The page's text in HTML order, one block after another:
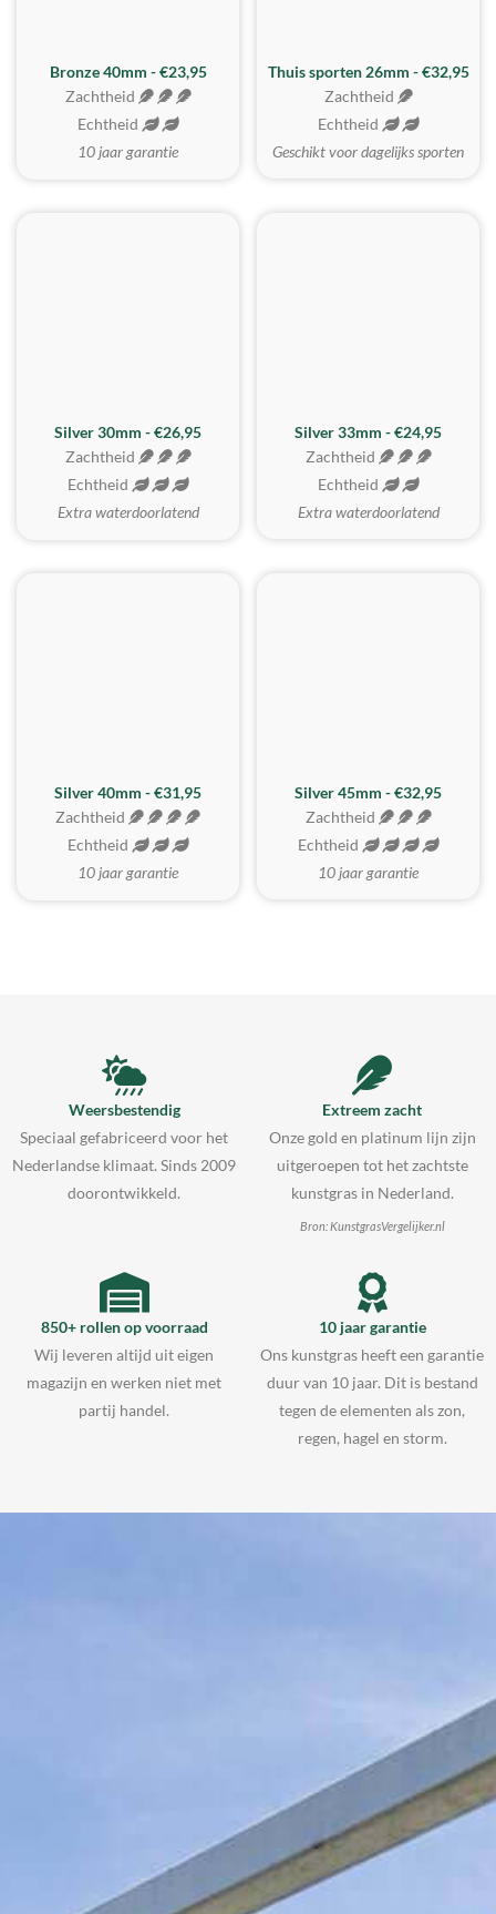
Bronze 40mm - €23,95
Zachtheid
Echtheid
10 jaar garantie
Thuis sporten 26mm - €32,95
Zachtheid
Echtheid
Geschikt voor dagelijks sporten
Silver 30mm - €26,95
Zachtheid
Echtheid
Extra waterdoorlatend
Silver 33mm - €24,95
Zachtheid
Echtheid
Extra waterdoorlatend
Silver 40mm - €31,95
Zachtheid
Echtheid
10 jaar garantie
MEEST GEKOZEN
Silver 45mm - €32,95
Zachtheid
Echtheid
10 jaar garantie
Weersbestendig
Speciaal gefabriceerd voor het
Nederlandse klimaat. Sinds 2009
doorontwikkeld.
Extreem zacht
Onze gold en platinum lijn zijn
uitgeroepen tot het zachtste
kunstgras in Nederland.
Bron: KunstgrasVergelijker.nl
850+ rollen op voorraad
Wij leveren altijd uit eigen
magazijn en werken niet met
partij handel.
10 jaar garantie
Ons kunstgras heeft een garantie
duur van 10 jaar. Dit is bestand
tegen de elementen als zon,
regen, hagel en storm.